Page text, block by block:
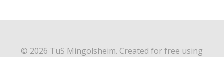
© 2026 TuS Mingolsheim. Created for free using